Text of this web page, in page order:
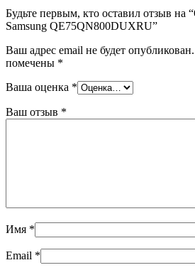
Будьте первым, кто оставил отзыв на
Samsung QE75QN800DUXRU”
Ваш адрес email не будет опубликован.
помечены *
Ваша оценка *
Ваш отзыв *
Имя *
Email *